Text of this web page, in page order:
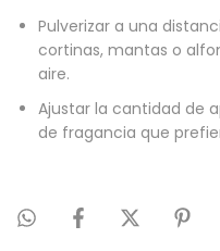
Pulverizar a una
cortinas, mantas o
aire.
Ajustar la cantidad de
de fragancia que